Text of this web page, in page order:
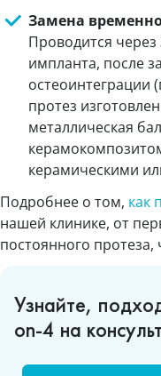
Замена
Проводится через
импланта, после
остеоинтеграции
протез
металлическая
керамическими
Подробнее о том, как
нашей клинике, от
постоянного протеза,
Узнайте,
on-4 на